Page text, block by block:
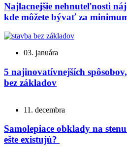
Najlacnejšie nehnuteľnosti
kde môžete bývať za
03. januára
5 najinovatívnejších
bez základov
11. decembra
Samolepiace obklady na
ešte existujú?